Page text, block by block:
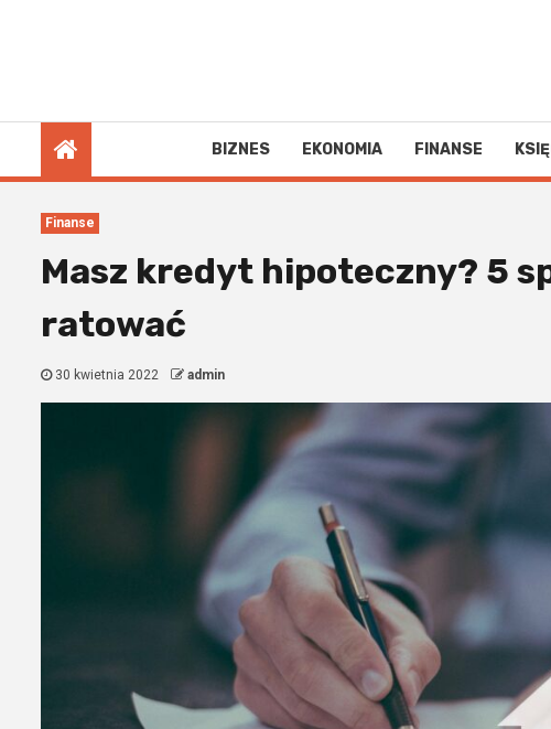
BIZNES EKONOMIA FINANSE
Finanse
Masz kredyt hipoteczny? 5
ratować
30 kwietnia 2022 admin